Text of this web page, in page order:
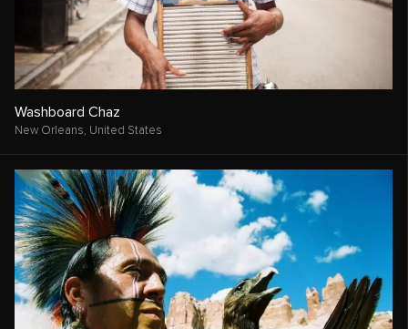
Washboard Chaz
New Orleans, United States